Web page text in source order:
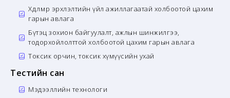
Хөдөлмөр эрхлэлтийн үйл ажиллагаатай холбоотой цахим
гарын авлага
Бүтэц зохион байгуулалт, ажлын шинжилгээ,
тодорхойлолттой холбоотой цахим гарын авлага
Токсик орчин, токсик хүмүүсийн ухай
Тестийн сан
Мэдээллийн технологи